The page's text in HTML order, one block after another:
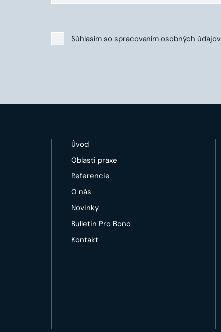
Súhlasím so spracovaním osobných údajov
Úvod
Oblasti praxe
Referencie
O nás
Novinky
Bulletin Pro Bono
Kontakt